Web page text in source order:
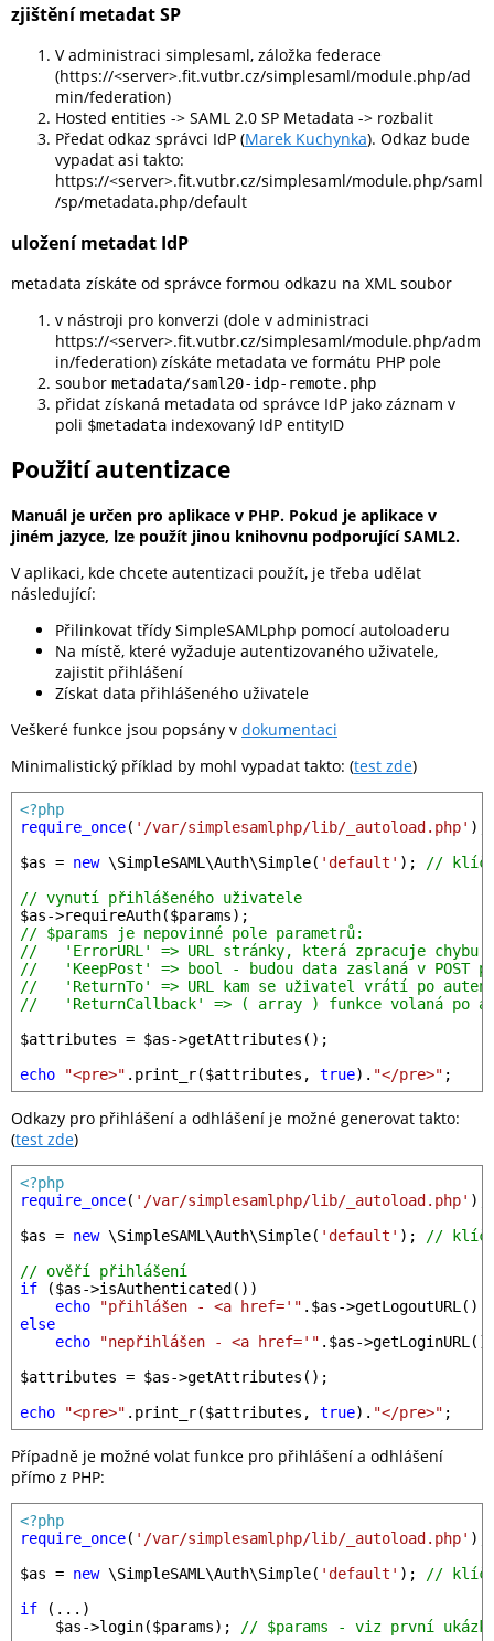
zjištění metadat SP
V administraci simplesaml, záložka federace
(https://<server>.fit.vutbr.cz/simplesaml/module.php/ad
min/federation)
Hosted entities -> SAML 2.0 SP Metadata -> rozbalit
Předat odkaz správci IdP (Marek Kuchynka). Odkaz bude
vypadat asi takto:
https://<server>.fit.vutbr.cz/simplesaml/module.php/saml
/sp/metadata.php/default
uložení metadat IdP
metadata získáte od správce formou odkazu na XML soubor
v nástroji pro konverzi (dole v administraci
https://<server>.fit.vutbr.cz/simplesaml/module.php/adm
in/federation) získáte metadata ve formátu PHP pole
soubor metadata/saml20-idp-remote.php
přidat získaná metadata od správce IdP jako záznam v
poli $metadata indexovaný IdP entityID
Použití autentizace
Manuál je určen pro aplikace v PHP. Pokud je aplikace v
jiném jazyce, lze použít jinou knihovnu podporující SAML2.
V aplikaci, kde chcete autentizaci použít, je třeba udělat
následující:
Přilinkovat třídy SimpleSAMLphp pomocí autoloaderu
Na místě, které vyžaduje autentizovaného uživatele,
zajistit přihlášení
Získat data přihlášeného uživatele
Veškeré funkce jsou popsány v dokumentaci
Minimalistický příklad by mohl vypadat takto: (test zde)
<?php
require_once( '/var/simplesamlphp/lib/_autoload.php' );
$as = new \SimpleSAML\Auth\Simple( 'default' );
// klíč
// vynutí přihlášeného uživatele
$as->requireAuth($params
// $params je nepovinné pole parametrů:
//   'ErrorURL' => URL stránky, která zpracuje chybu
//   'KeepPost' => bool - budou data zaslaná v POST
//   'ReturnTo' => URL kam se uživatel vrátí po
//   'ReturnCallback' => ( array ) funkce volaná po
$attributes = $as->getAttributes();
echo
"<pre>" .print_r($attributes , true). "</pre>"
Odkazy pro přihlášení a odhlášení je možné generovat takto:
(test zde)
<?php
require_once( '/var/simplesamlphp/lib/_autoload.php' );
$as = new \SimpleSAML\Auth\Simple( 'default' );
// klíč
// ověří přihlášení
if ($as->isAuthenticated())
echo
"přihlášen - <a href='" . $as->getLogoutURL().
else
echo
"nepřihlášen - <a href='" . $as-
$attributes = $as->getAttributes();
echo
"<pre>" .print_r($attributes , true). "</pre>"
Případně je možné volat funkce pro přihlášení a odhlášení
přímo z PHP:
<?php
require_once( '/var/simplesamlphp/lib/_autoload.php' );
$as = new \SimpleSAML\Auth\Simple( 'default' );
// klíč
if (...)
$as->login($params); // $params - viz první